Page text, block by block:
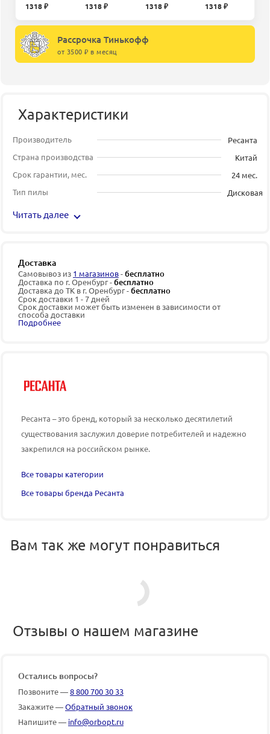
1318 ₽ 1318 ₽ 1318 ₽ 1318 ₽
Рассрочка Тинькофф
от 3500 ₽ в месяц
Характеристики
Производитель
Ресанта
Страна производства
Китай
Срок гарантии, мес.
24 мес.
Тип пилы
Дисковая
Читать далее
Доставка
Самовывоз из 1 магазинов-бесплатно
Доставка по г. Оренбург -бесплатно
Доставка до ТК в г. Оренбург -бесплатно
Срок доставки 1 - 7 дней
Срок доставки может быть изменен в зависимости от
способа доставки
Подробнее
Ресанта – это бренд, который за несколько десятилетий
существования заслужил доверие потребителей и надежно
закрепился на российском рынке.
Все товары категории
Все товары бренда Ресанта
Вам так же могут понравиться
Отзывы о нашем магазине
Остались вопросы?
Позвоните —8 800 700 30 33
Закажите —Обратный звонок
Напишите — info@orbopt.ru